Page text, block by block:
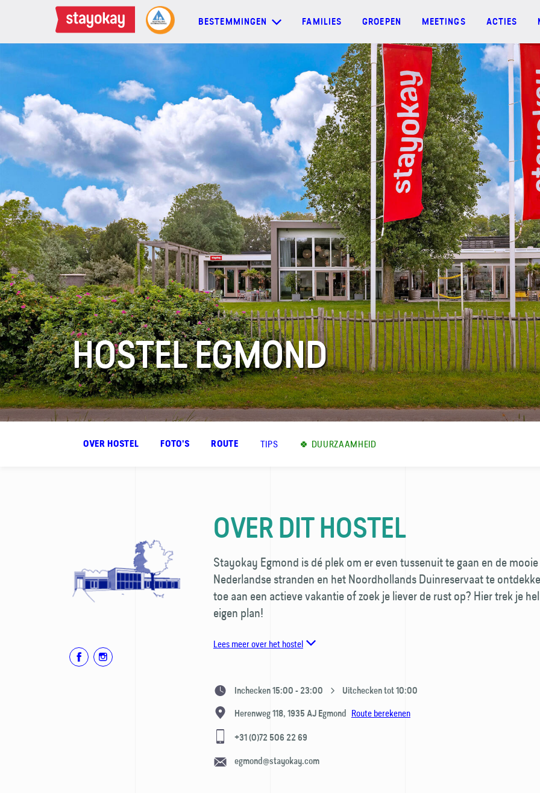
BESTEMMINGEN FAMILIES GROEPEN MEETINGS ACTIES
BESTEMMINGEN
FAMILIES
GROEPEN
MEETINGS
ACTIES
MEER
FAQ
Contact
HOSTEL EGMOND
OVER HOSTEL FOTO'S ROUTE TIPS 🍀 DUURZAAMHEID
OVER DIT HOSTEL
Stayokay Egmond is dé plek om er even tussenuit te gaan en de mooie
Nederlandse stranden en het Noordhollands Duinreservaat te
toe aan een actieve vakantie of zoek je liever de rust op? Hier trek je
eigen plan!
Lees meer over het hostel
Inchecken 15:00 - 23:00 Uitchecken tot 10:00
Herenweg 118, 1935 AJ Egmond Route berekenen
+31 (0)72 506 22 69
egmond@stayokay.com